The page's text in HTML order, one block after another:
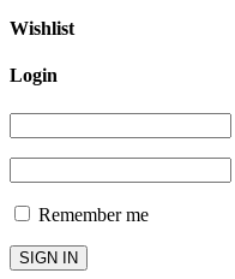
Wishlist
Login
Remember me
SIGN IN